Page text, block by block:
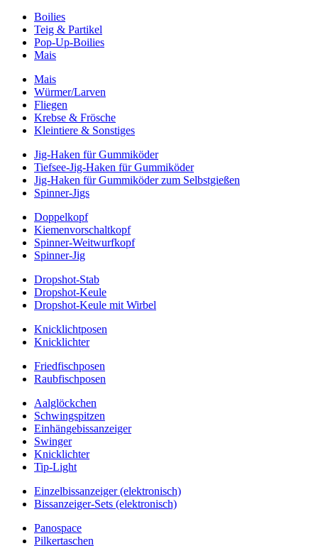
Boilies
Teig & Partikel
Pop-Up-Boilies
Mais
Mais
Würmer/Larven
Fliegen
Krebse & Frösche
Kleintiere & Sonstiges
Jig-Haken für Gummiköder
Tiefsee-Jig-Haken für Gummiköder
Jig-Haken für Gummiköder zum Selbstgießen
Spinner-Jigs
Doppelkopf
Kiemenvorschaltkopf
Spinner-Weitwurfkopf
Spinner-Jig
Dropshot-Stab
Dropshot-Keule
Dropshot-Keule mit Wirbel
Knicklichtposen
Knicklichter
Friedfischposen
Raubfischposen
Aalglöckchen
Schwingspitzen
Einhängebissanzeiger
Swinger
Knicklichter
Tip-Light
Einzelbissanzeiger (elektronisch)
Bissanzeiger-Sets (elektronisch)
Panospace
Pilkertaschen